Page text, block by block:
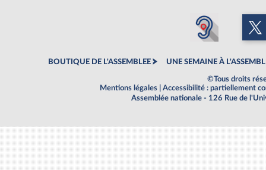
BOUTIQUE DE L'ASSEMBLEE UNE SEMAINE À
©Tous droits
Mentions légales
Accessibilité : partiellement
Assemblée nationale - 126 Rue de